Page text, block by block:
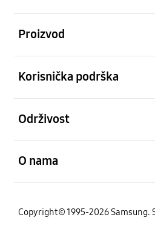
Proizvod
Korisnička podrška
Održivost
O nama
Copyright© 1995-2026 Samsung.